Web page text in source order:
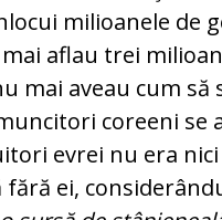
mi­li­oanele de
aflau trei
mai aveau cum
coreeni se
evrei nu era
fără ei,